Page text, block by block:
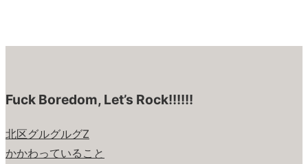
Fuck Boredom, Let’s Rock!!!!!!
北区グルグルグZ
かかわっていること